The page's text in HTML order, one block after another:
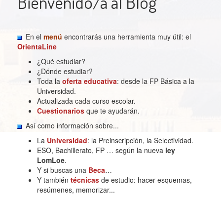
En el menú encontrarás una herramienta muy útil: el
OrientaLine
¿Qué estudiar?
¿Dónde estudiar?
Toda la oferta educativa: desde la FP Básica a la
Universidad.
Actualizada cada curso escolar.
Cuestionarios que te ayudarán.
Así como información sobre...
La Universidad: la Preinscripción, la Selectividad.
ESO, Bachillerato, FP … según la nueva ley
LomLoe.
Y si buscas una Beca…
Y también técnicas de estudio: hacer esquemas,
resúmenes, memorizar...